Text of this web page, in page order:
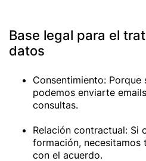
Base legal para el
datos
Consentimiento: Porque
podemos enviarte
consultas.
Relación contractual: Si
formación, necesitamos
con el acuerdo.